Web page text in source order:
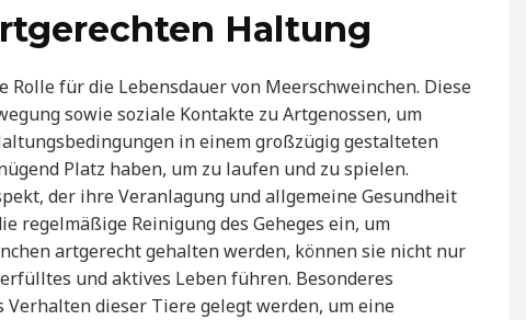
Haltung
für die Lebensdauer von Meerschweinchen. Diese
sowie soziale Kontakte zu Artgenossen, um
in einem großzügig gestalteten
Platz haben, um zu laufen und zu spielen.
der ihre Veranlagung und allgemeine Gesundheit
regelmäßige Reinigung des Geheges ein, um
artgerecht gehalten werden, können sie nicht nur
und aktives Leben führen. Besonderes
dieser Tiere gelegt werden, um eine